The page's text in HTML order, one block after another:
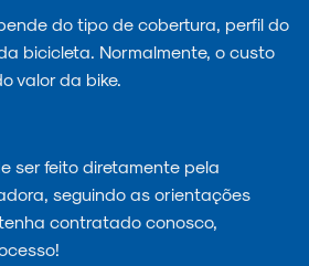
do tipo de cobertura, perfil do
bicicleta. Normalmente, o custo
valor da bike.
ser feito diretamente pela
seguindo as orientações
contratado conosco,